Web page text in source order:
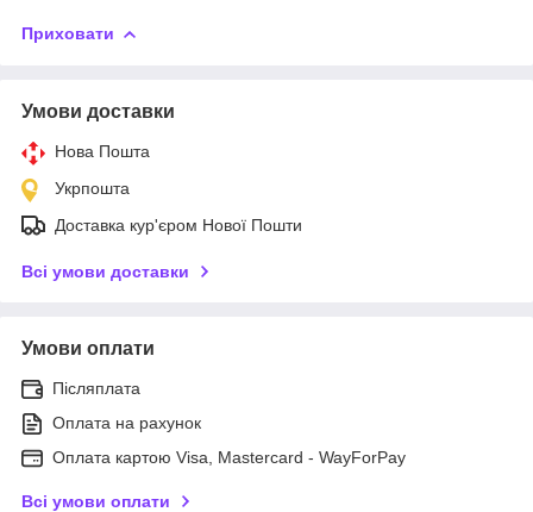
Приховати
Умови доставки
Нова Пошта
Укрпошта
Доставка кур'єром Нової Пошти
Всі умови доставки
Умови оплати
Післяплата
Оплата на рахунок
Оплата картою Visa, Mastercard - WayForPay
Всі умови оплати